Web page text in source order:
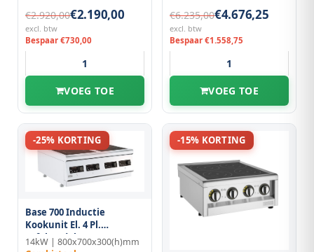
€2.920,00€2.190,00
excl. btw
Bespaar €730,00
VOEG TOE
€6.235,00€4.676,25
excl. btw
Bespaar €1.558,75
VOEG TOE
-25% KORTING
Base 700 Inductie
Kookunit El. 4 Pl.
Tafelmodel
14kW | 800x700x300(h)mm
-15% KORTING